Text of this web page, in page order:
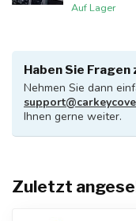
Auf Lager
Haben Sie
Nehmen Sie dann
Ihnen gerne weiter.
Zuletzt